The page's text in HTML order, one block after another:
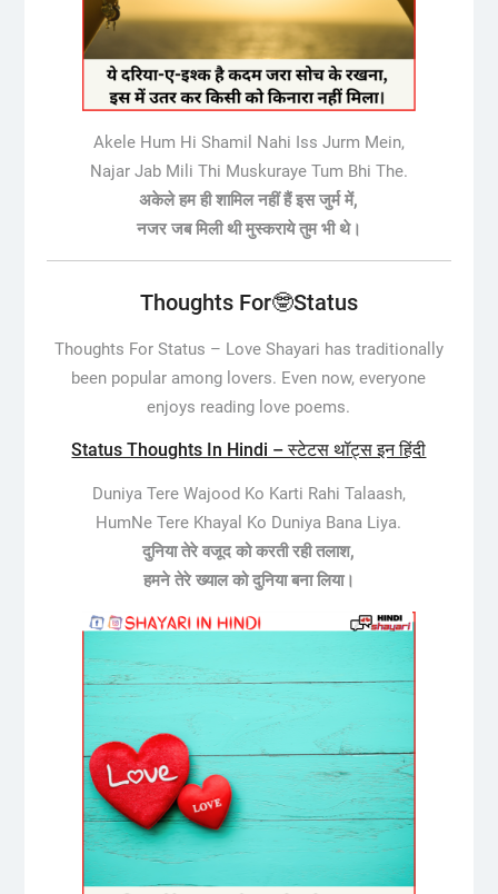
Akele Hum Hi Shamil Nahi Iss Jurm Mein,
Najar Jab Mili Thi Muskuraye Tum Bhi The.
अकेले हम ही शामिल नहीं हैं इस जुर्म में,
नजर जब मिली थी मुस्कराये तुम भी थे।
Thoughts For🤓Status
Thoughts For Status – Love Shayari has traditionally
been popular among lovers. Even now, everyone
enjoys reading love poems.
Status Thoughts In Hindi – स्टेटस थॉट्स इन हिंदी
Duniya Tere Wajood Ko Karti Rahi Talaash,
HumNe Tere Khayal Ko Duniya Bana Liya.
दुनिया तेरे वजूद को करती रही तलाश,
हमने तेरे ख्याल को दुनिया बना लिया।